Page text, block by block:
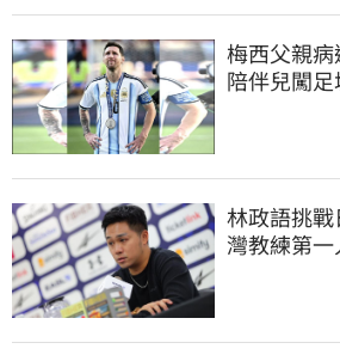
梅西父親
陪伴兒闖足
林政語挑
灣教練第一